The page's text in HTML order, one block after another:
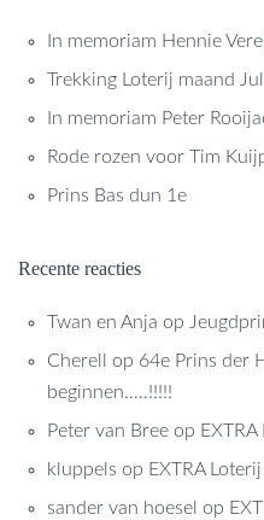
In memoriam Hennie
Trekking Loterij maand
In memoriam Peter
Rode rozen voor Tim
Prins Bas dun 1e
Recente reacties
Twan en Anja op
Cherell
op 64e Prins der
beginnen…..!!!!!
Peter van Bree op
kluppels op EXTRA
sander van hoesel op